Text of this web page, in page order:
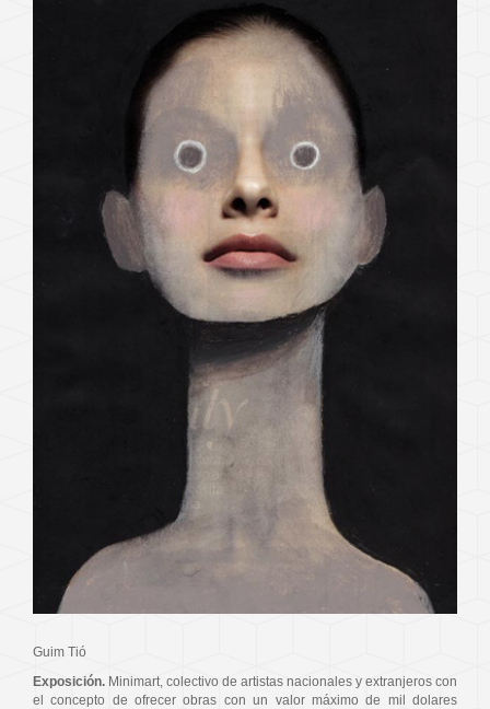
Guim Tió
Exposición. Minimart, colectivo de artistas nacionales y extranjeros con
el concepto de ofrecer obras con un valor máximo de mil dolares